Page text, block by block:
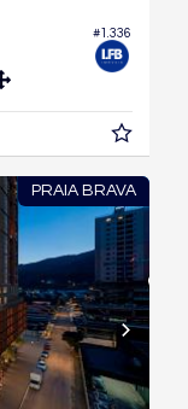
#1.336
PRAIA BRAVA